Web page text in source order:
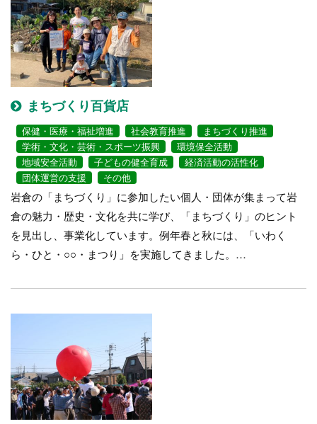
まちづくり百貨店
保健・医療・福祉増進 社会教育推進
まちづくり推進
学術・文化・芸術・スポーツ振興
環境保全活動
地域安全活動
子どもの健全育成
経済活動の活性化
団体運営の支援
その他
岩倉の「まちづくり」に参加したい個人・団体が集まって岩
倉の魅力・歴史・文化を共に学び、「まちづくり」のヒント
を見出し、事業化しています。例年春と秋には、「いわく
ら・ひと・○○・まつり」を実施してきました。…